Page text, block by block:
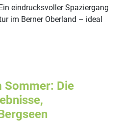
eindrucksvoller Spaziergang
im Berner Oberland – ideal
Sommer: Die